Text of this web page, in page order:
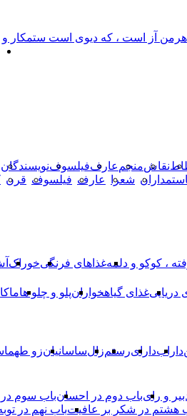
اهرمن آز است ، که دیوی است ستمکار و
نقاشمنجم عارففیلسوفنویسندگان
شعرا عارف فیلسوف قرن
، کوکو و دلمهغذاهای فرنگیخوراک
دریاییغذای گیاهخوارانپلو و چلو ها
دارابدارایرستمزالساسانیانزو
و رایباب دوم در احسانباب سوم
هشتم در شکر بر عافیتباب نهم در